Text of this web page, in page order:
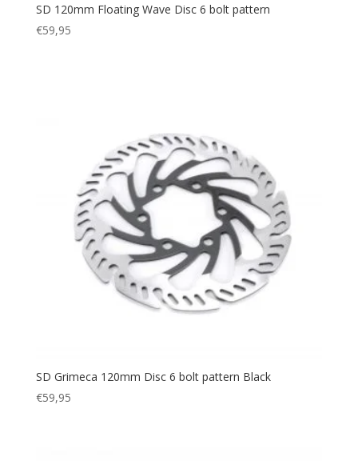
SD 120mm Floating Wave Disc 6 bolt pattern
€59,95
SD Grimeca 120mm Disc 6 bolt pattern Black
€59,95